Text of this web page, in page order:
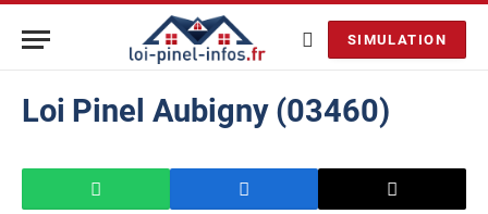
SIMULATION
Loi Pinel Aubigny (03460)